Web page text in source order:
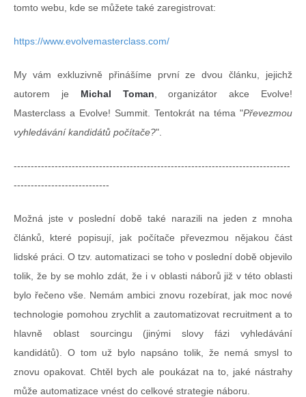
tomto webu, kde se můžete také zaregistrovat:
https://www.evolvemasterclass.com/
My vám exkluzivně přinášíme první ze dvou článku, jejichž
autorem je Michal Toman , organizátor akce Evolve!
Masterclass a Evolve! Summit. Tentokrát na téma "Převezmou
vyhledávání kandidátů počítače?".
---------------------------------------------------------------------------------
----------------------------
Možná jste v poslední době také narazili na jeden z mnoha
článků, které popisují, jak počítače převezmou nějakou část
lidské práci. O tzv. automatizaci se toho v poslední době objevilo
tolik, že by se mohlo zdát, že i v oblasti náborů již v této oblasti
bylo řečeno vše. Nemám ambici znovu rozebírat, jak moc nové
technologie pomohou zrychlit a zautomatizovat recruitment a to
hlavně oblast sourcingu (jinými slovy fázi vyhledávání
kandidátů). O tom už bylo napsáno tolik, že nemá smysl to
znovu opakovat. Chtěl bych ale poukázat na to, jaké nástrahy
může automatizace vnést do celkové strategie náboru.